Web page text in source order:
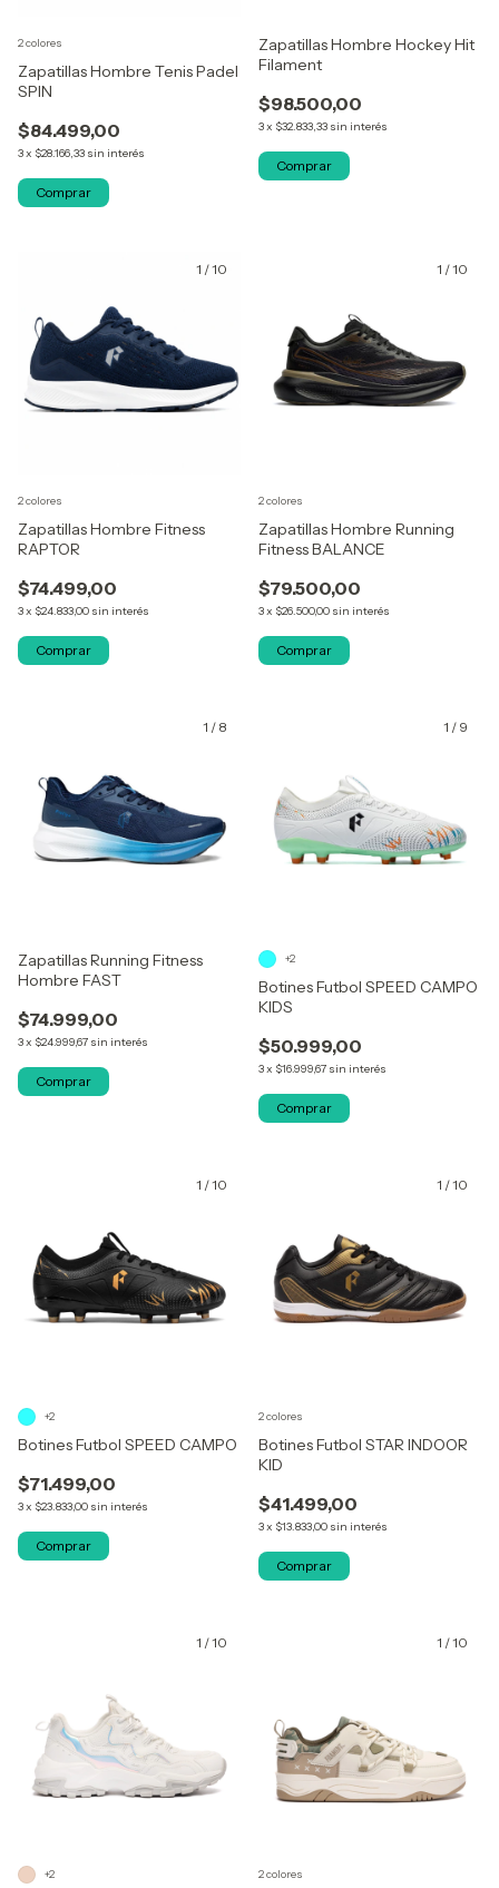
Zapatillas Hombre Tenis Padel
SPIN
$84.499,00
3x $28.166,33 sin interés
2 colores
Comprar
Zapatillas Hombre Hockey Hit
Filament
$98.500,00
3x $32.833,33 sin interés
Comprar
1 /10
Zapatillas Hombre Fitness
RAPTOR
$74.499,00
3x $24.833,00 sin interés
2 colores
Comprar
1 /10
Zapatillas Hombre Running
Fitness BALANCE
$79.500,00
3x $26.500,00 sin interés
2 colores
Comprar
1 / 8
Zapatillas Running Fitness
Hombre FAST
$74.999,00
3x $24.999,67 sin interés
Comprar
1 / 9
Botines Futbol SPEED CAMPO
KIDS
$50.999,00
3x $16.999,67 sin interés
+2
Comprar
1 /10
Botines Futbol SPEED CAMPO
$71.499,00
3x $23.833,00 sin interés
+2
Comprar
1 /10
Botines Futbol STAR INDOOR
KID
$41.499,00
3x $13.833,00 sin interés
2 colores
Comprar
1 /10
+2
1 /10
2 colores